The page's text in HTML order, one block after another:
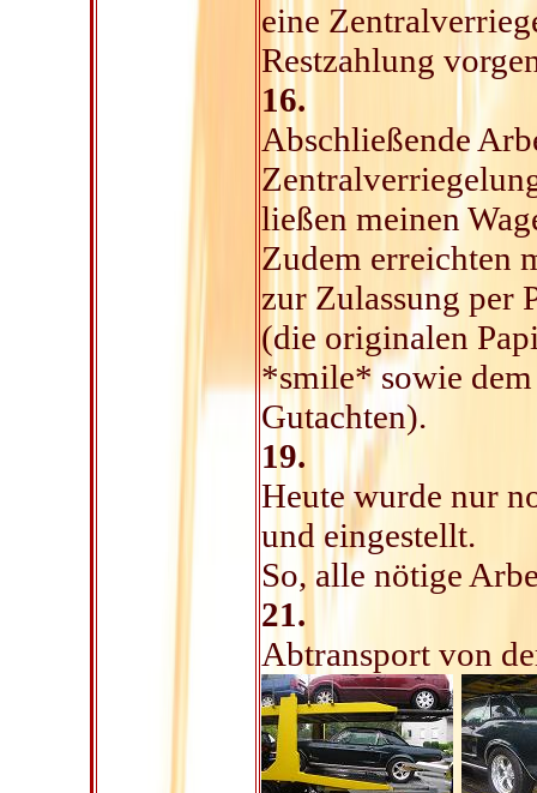
eine
Restzahlung
16.
Abschließende
ließen meinen
Zudem erreichten
zur Zulassung per
(die originalen
*smile* sowie
Gutachten).
19.
Heute wurde nur
und eingestellt.
So, alle nötige
21.
Abtransport von